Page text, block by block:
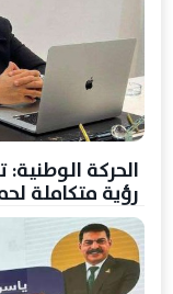
الحركة
رؤية متكاملة